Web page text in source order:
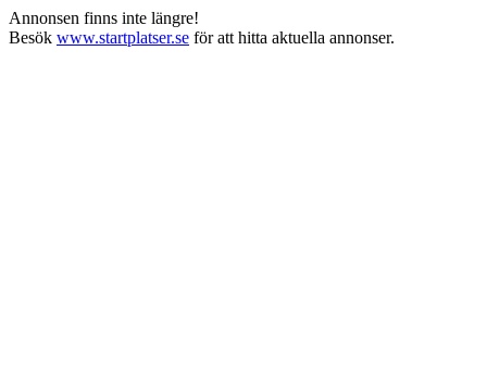
Annonsen finns inte längre!
Besök www.startplatser.se för att hitta aktuella annonser.